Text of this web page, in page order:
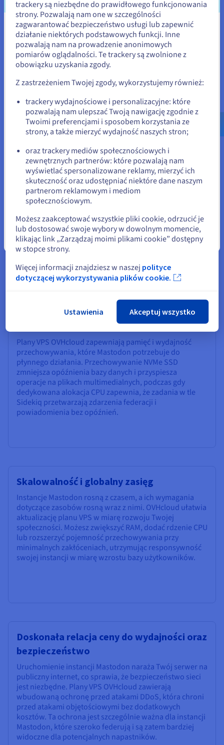
Twojego serwera, co sprawia, że wydajność i pojemność
przechowywania są kluczowe. VPS z dedykowanymi
zasobami zapewnia, że przetwarzanie i udostępnianie
mediów nie pogarsza wydajności innych usług Mastodon.
Przechowywanie NVMeSSDprzyspiesza dostęp do mediów i
redukuje buforowanie dla użytkowników przeglądających
bogate w media linie czasowe.
Łatwe skalowanie w miarę wzrostu Twojej
społeczności
Nowa instancja Mastodon dla małej społeczności ma
skromne wymagania dotyczące zasobów, ale wzrost szybko
zmienia sytuację. Aktywni użytkownicy generują ciągłą
aktywność zadań w tle, a federacja z dużymi instancjami
mnoży ilość przychodzących postów i mediów.
Rozpoczęcie na VPS, który można łatwo zaktualizować,
oznacza, że możesz skalować CPU i RAM w miarę wzrostu
wymagań Twojej instancji, bez migracji do innego środowiska
hostingowego.
Dlaczego wybrać OVHcloud dla
swojego VPS Mastodon?
Optymalna wydajność i niezawodność
Plany VPS OVHcloud zapewniają pamięć i wydajność
przechowywania, które Mastodon potrzebuje do
płynnego działania. Przechowywanie NVMe SSD
zmniejsza opóźnienia bazy danych i przyspiesza
operacje na plikach multimedialnych, podczas gdy
dedykowana alokacja CPU zapewnia, że zadania w tle
Sidekiq przetwarzają zdarzenia federacji i
powiadomienia bez opóźnień.
Skalowalność i globalny zasięg
Instancje Mastodon rosną z czasem, a ich wymagania
dotyczące zasobów rosną wraz z nimi. OVHcloud ułatwia
aktualizację planu VPS w miarę rozwoju Twojej
społeczności. Możesz zwiększyć RAM, dodać rdzenie CPU
lub rozszerzyć pojemność przechowywania przy
minimalnych zakłóceniach, utrzymując responsywność
swojej instancji w miarę wzrostu bazy użytkowników.
Doskonała relacja ceny do wydajności oraz
bezpieczeństwo
Uruchomienie instancji Mastodon naraża Twój serwer na
publiczny internet, co sprawia, że bezpieczeństwo sieci
jest niezbędne. Plany VPS OVHcloud zawierają
wbudowaną ochronę przed atakami DDoS, która chroni
przed atakami objętościowymi bez dodatkowych
kosztów. Ta ochrona jest szczególnie ważna dla instancji
Mastodon, które szeroko federują i są zatem bardziej
widoczne dla potencjalnych napastników.
Wydaje się, że znajdujesz się w
Stany Zjednoczone
Jeśli chcesz złożyć zamówienie w Stany Zjednoczone, wyszukaj
Go to Stany Zjednoczone website
us.ovhcloud.com/
Angielski USD - $
lub
Pozostań na bieżącej stronie
Wybierz inną stronę
Zamknij
trackery są niezbędne do prawidłowego funkcjonowania
strony. Pozwalają nam one w szczególności
zagwarantować bezpieczeństwo usługi lub zapewnić
działanie niektórych podstawowych funkcji. Inne
pozwalają nam na prowadzenie anonimowych
pomiarów oglądalności. Te trackery są zwolnione z
obowiązku uzyskania zgody.
Z zastrzeżeniem Twojej zgody, wykorzystujemy również:
trackery wydajnościowe i personalizacyjne: które
pozwalają nam ulepszać Twoją nawigację zgodnie z
Twoimi preferencjami i sposobem korzystania ze
strony, a także mierzyć wydajność naszych stron;
oraz trackery mediów społecznościowych i
zewnętrznych partnerów: które pozwalają nam
wyświetlać spersonalizowane reklamy, mierzyć ich
skuteczność oraz udostępniać niektóre dane naszym
partnerom reklamowym i mediom
społecznościowym.
Możesz zaakceptować wszystkie pliki cookie, odrzucić je
lub dostosować swoje wybory w dowolnym momencie,
klikając link „Zarządzaj moimi plikami cookie” dostępny
w stopce strony.
Więcej informacji znajdziesz w naszej polityce
dotyczącej wykorzystywania plików cookie.
Ustawienia Akceptuj wszystko